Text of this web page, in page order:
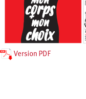
Version PDF